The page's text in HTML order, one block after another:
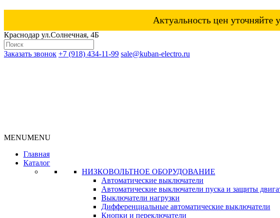
Актуальность цен
Краснодар ул.Солнечная, 4Б
Заказать звонок +7 (918) 434-11-99 sale@kuban-electro.ru
MENUMENU
Главная
Каталог
НИЗКОВОЛЬТНОЕ ОБОРУДОВАНИЕ
Автоматические выключатели
Автоматические выключатели пуска и защиты
Выключатели нагрузки
Дифференциальные автоматические выключатели
Кнопки и переключатели